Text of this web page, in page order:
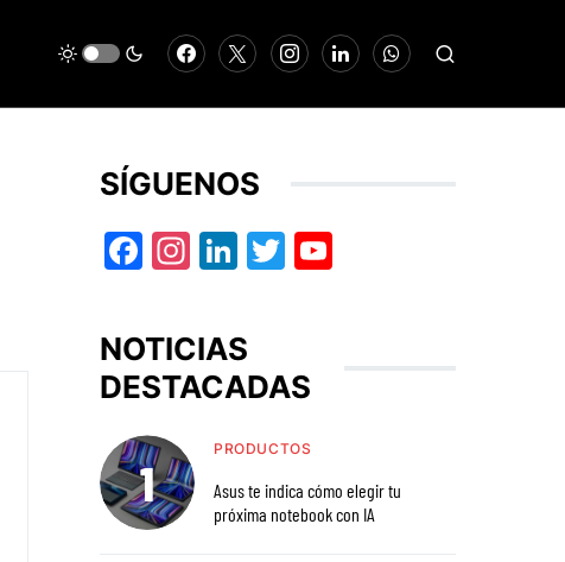
SÍGUENOS
Facebook
Instagram
LinkedIn
Twitter
NOTICIAS
DESTACADAS
PRODUCTOS
Asus te indica cómo elegir tu
próxima notebook con IA